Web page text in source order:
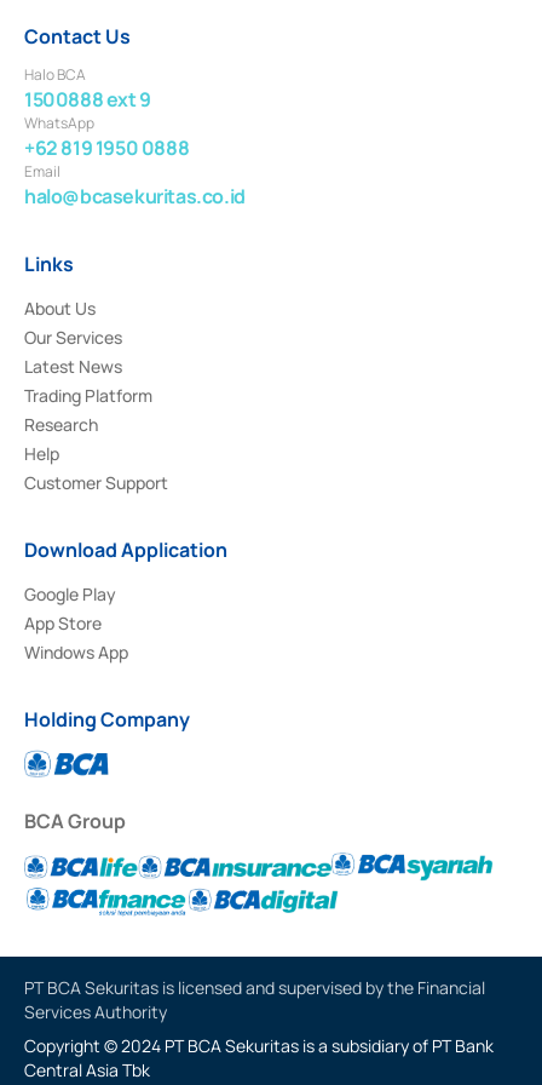
Contact Us
Halo BCA
1500888 ext 9
WhatsApp
+62 819 1950 0888
Email
halo@bcasekuritas.co.id
Links
About Us
Our Services
Latest News
Trading Platform
Research
Help
Customer Support
Download Application
Google Play
App Store
Windows App
Holding Company
BCA Group
PT BCA Sekuritas is licensed and supervised by the Financial
Services Authority
Copyright © 2024 PT BCA Sekuritas is a subsidiary of PT Bank
Central Asia Tbk